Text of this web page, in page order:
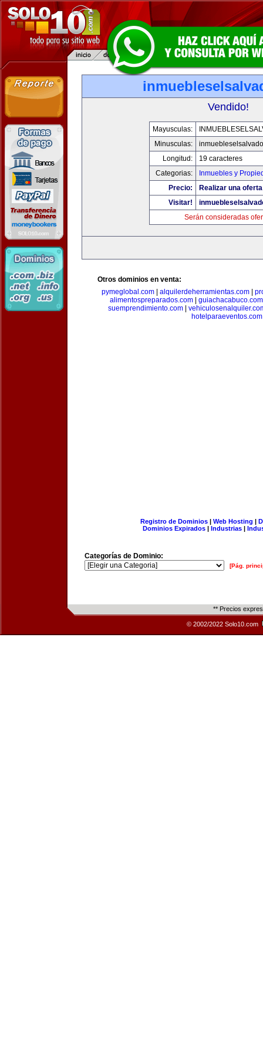
Vendido!
Mayusculas:
Minusculas:
Longitud:
19 caracteres
Categorias:
Inmuebles y
Precio:
Realizar una
Visitar!
Serán consideradas
Otros dominios en venta:
pymeglobal.com| alquilerdeherramientas.com|
alimentospreparados.com| guiachacabuco.com
suemprendimiento.com|
hotelparaeventos.com
Registro de Dominios| Web Hosting |
Dominios Expirados | Industrias |
Categorías de Dominio:
[Pág.
** Precios
© 2002/2022 Solo10.com